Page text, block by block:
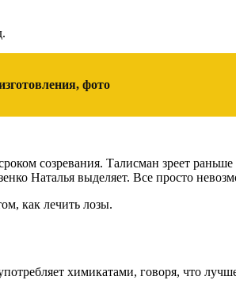
фото
созревания. Талисман зреет
Наталья выделяет. Все просто
как лечить лозы.
химикатами, говоря, что